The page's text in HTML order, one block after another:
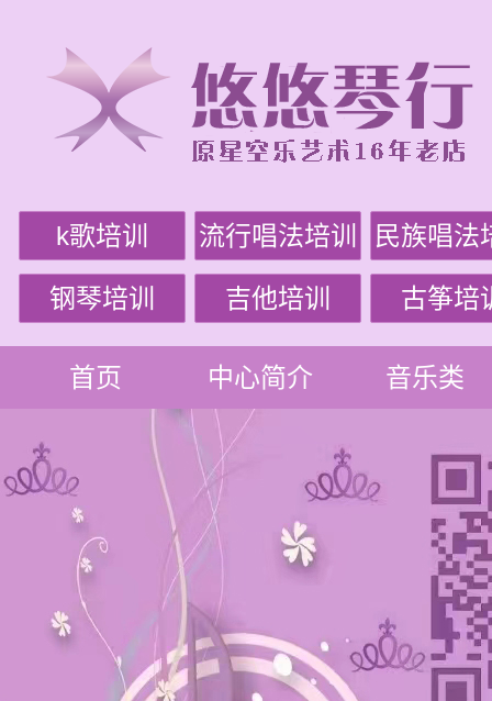
k歌培训 流行唱法培训 民族唱法
钢琴培训 吉他培训 古筝培
首页 中心简介 音乐类